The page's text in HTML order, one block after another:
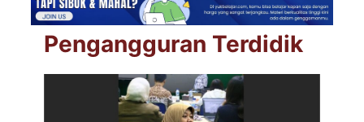
Pengangguran Terdidik